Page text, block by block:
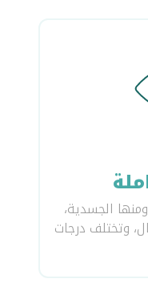
الجسدية،
وتختلف درجات